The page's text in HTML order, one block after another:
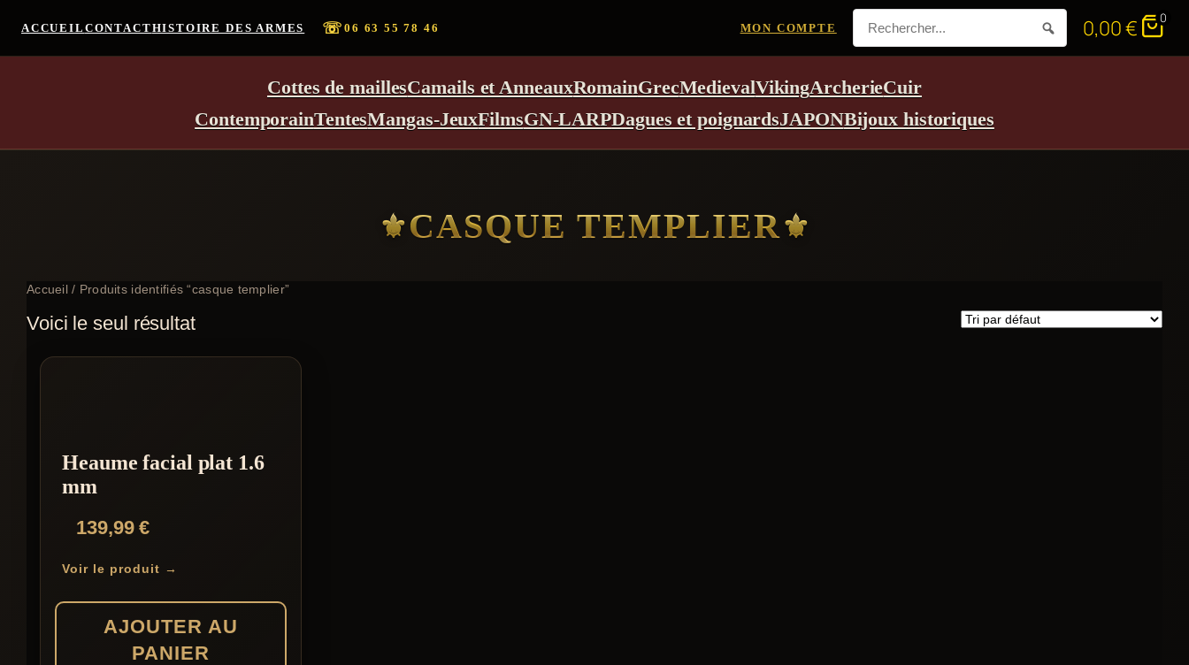
ACCUEIL CONTACTHISTOIRE DES ARMES ☏06 63 55 78 46 MON COMPTE 0,00€ 0
Cottes de maillesCamails et AnneauxRomainGrecMedievalVikingArcherieCuir
ContemporainTentesMangas-JeuxFilmsGN-LARPDagues et poignardsJAPONBijoux historiques
CASQUE TEMPLIER
Accueil/ Produits identifiés “casque templier”
Voici le seul résultat
Heaume facial plat 1.6
mm
139,99€
Voir le produit →
AJOUTER AU
PANIER